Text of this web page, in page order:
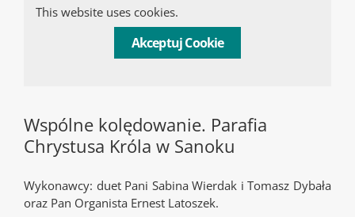
This website uses cookies.
Akceptuj Cookie
Wspólne kolędowanie. Parafia
Chrystusa Króla w Sanoku
Wykonawcy: duet Pani Sabina Wierdak i Tomasz Dybała
oraz Pan Organista Ernest Latoszek.